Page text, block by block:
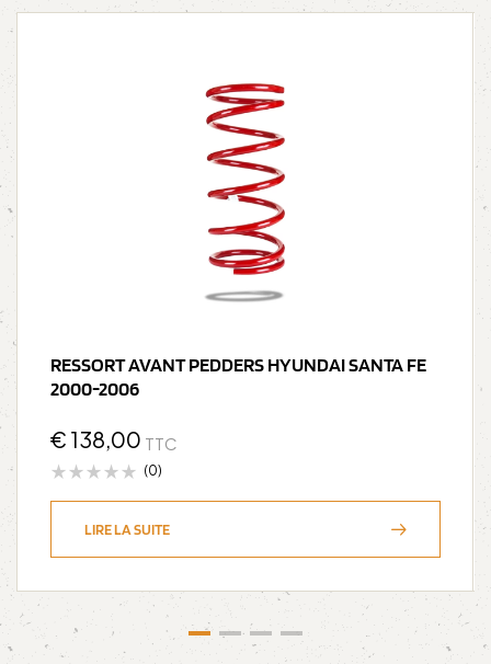
RESSORT AVANT PEDDERS HYUNDAI SANTA FE
2000-2006
€ 138,00 TTC
(0)
LIRE LA SUITE